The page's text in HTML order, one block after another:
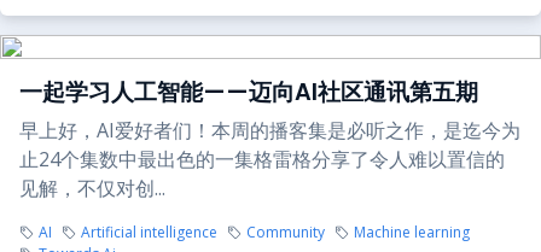
一起学习人工智能——迈向AI社区通讯第五期
早上好，AI爱好者们！本周的播客集是必听之作，是迄今为
止24个集数中最出色的一集格雷格分享了令人难以置信的
见解，不仅对创...
AI Artificial intelligence Community
Machine learning